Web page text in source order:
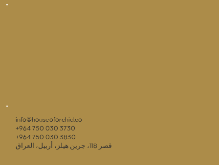
info@houseoforchid.co
+964 750 030 3730
+964 750 030 3830
قصر 118، جرين هيلز، أربيل، العراق